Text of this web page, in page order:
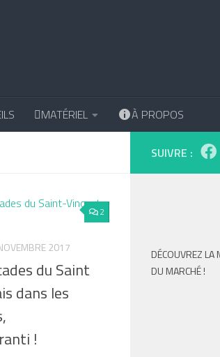
MATÉRIEL À PROPOS
2
2017
du Saint
dans les
!
SUIVRE :
DÉCOUVREZ LA
DU MARCHÉ !